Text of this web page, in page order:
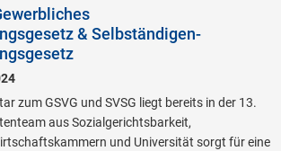
& Selbständigen-
zum GSVG und SVSG liegt bereits in der 13.
aus Sozialgerichtsbarkeit,
und Universität sorgt für eine